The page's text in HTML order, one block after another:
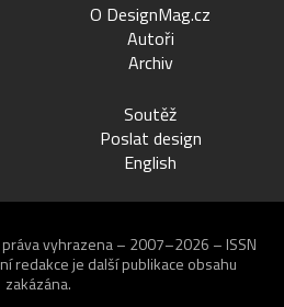
O DesignMag.cz
Autoři
Archiv
Soutěž
Poslat design
English
vyhrazena – 2007–2026 – ISSN
redakce je další publikace obsahu
zakázána.